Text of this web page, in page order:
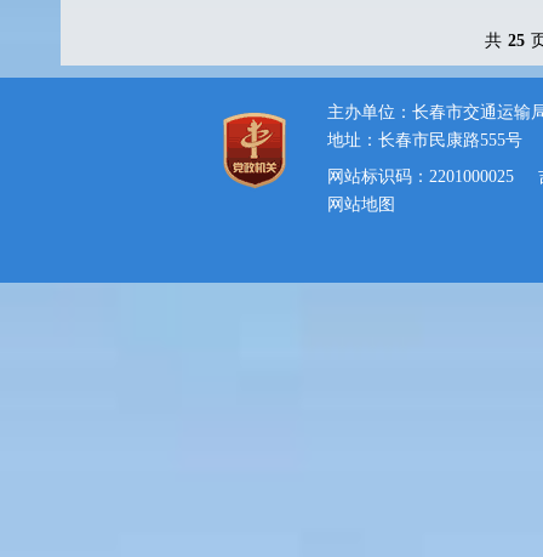
共 25
主办单位：长春市交通运输
地址：长春市民康路555号
网站标识码：2201000025
网站地图